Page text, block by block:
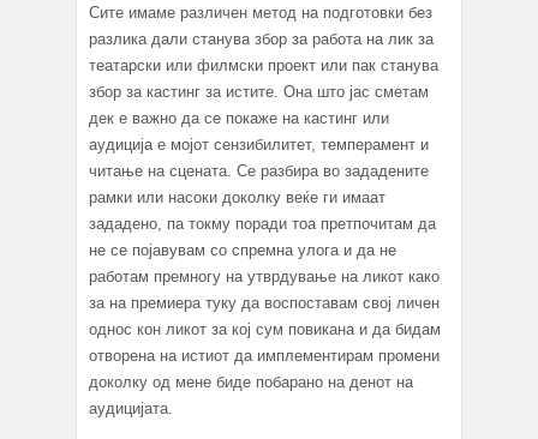
Сите имаме различен метод на подготовки без
разлика дали станува збор за работа на лик за
театарски или филмски проект или пак станува
збор за кастинг за истите. Она што јас сметам
дек е важно да се покаже на кастинг или
аудиција е мојот сензибилитет, темперамент и
читање на сцената. Се разбира во зададените
рамки или насоки доколку веќе ги имаат
зададено, па токму поради тоа претпочитам да
не се појавувам со спремна улога и да не
работам премногу на утврдување на ликот како
за на премиера туку да воспоставам свој личен
однос кон ликот за кој сум повикана и да бидам
отворена на истиот да имплементирам промени
доколку од мене биде побарано на денот на
аудицијата.